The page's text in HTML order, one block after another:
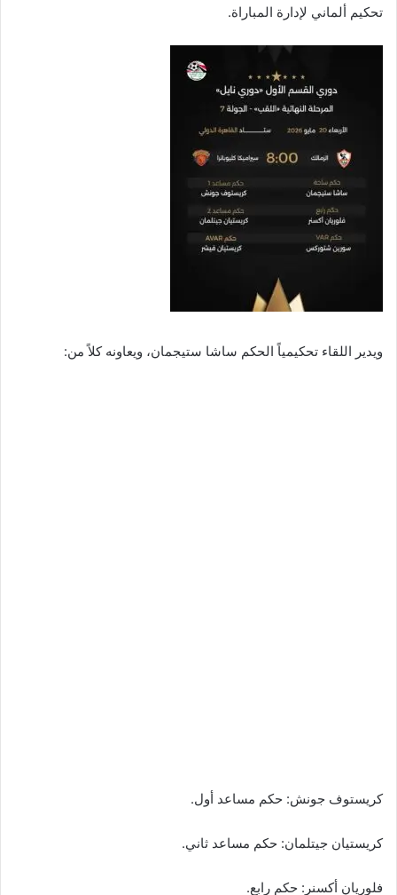
تحكيم ألماني لإدارة المباراة.
ويدير اللقاء تحكيمياً الحكم ساشا ستيجمان، ويعاونه كلاً من:
كريستوف جونش: حكم مساعد أول.
كريستيان جيتلمان: حكم مساعد ثاني.
فلوريان أكسنر: حكم رابع.